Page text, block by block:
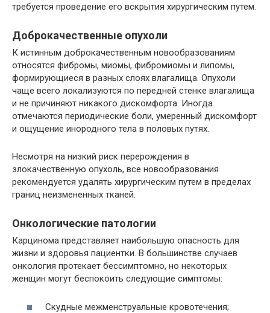
требуется проведение его вскрытия хирургическим путем.
Доброкачественные опухоли
К истинным доброкачественным новообразованиям
относятся фибромы, миомы, фибромиомы и липомы,
формирующиеся в разных слоях влагалища. Опухоли
чаще всего локализуются по передней стенке влагалища
и не причиняют никакого дискомфорта. Иногда
отмечаются периодические боли, умеренный дискомфорт
и ощущение инородного тела в половых путях.
Несмотря на низкий риск перерождения в
злокачественную опухоль, все новообразования
рекомендуется удалять хирургическим путем в пределах
границ неизмененных тканей.
Онкологические патологии
Карцинома представляет наибольшую опасность для
жизни и здоровья пациентки. В большинстве случаев
онкология протекает бессимптомно, но некоторых
женщин могут беспокоить следующие симптомы:
Скудные межменструальные кровотечения;